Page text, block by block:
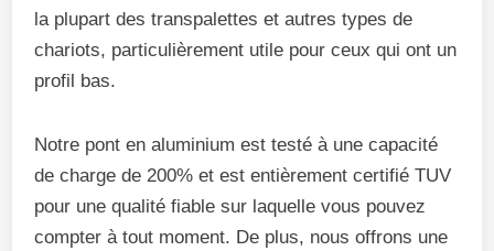
la plupart des transpalettes et autres types de
chariots, particulièrement utile pour ceux qui ont un
profil bas.
Notre pont en aluminium est testé à une capacité
de charge de 200% et est entièrement certifié TUV
pour une qualité fiable sur laquelle vous pouvez
compter à tout moment. De plus, nous offrons une